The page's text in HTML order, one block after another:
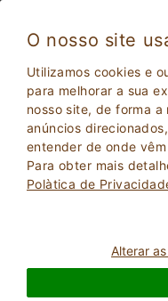
O nosso site
Utilizamos cookies e
para melhorar a sua
nosso site, de forma
anúncios
entender de onde
Para obter mais
Polà­tica de
Alterar